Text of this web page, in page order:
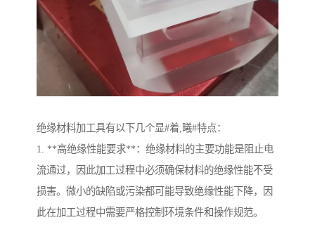
绝缘材料加工具有以下几个显#着,曦#特点：
1. **高绝缘性能要求**：绝缘材料的主要功能是阻止电
流通过，因此加工过程中必须确保材料的绝缘性能不受
损害。微小的缺陷或污染都可能导致绝缘性能下降，因
此在加工过程中需要严格控制环境条件和操作规范。